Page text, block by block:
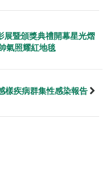
展暨頒獎典禮開幕星光熠
氣照耀紅地毯
樣疾病群集性感染報告